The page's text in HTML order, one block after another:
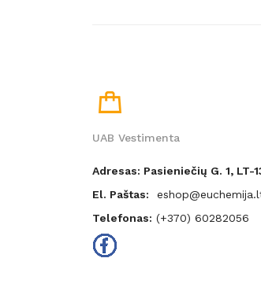
UAB Vestimenta
Adresas: Pasieniečių G. 1, LT-
El. Paštas:
Telefonas: (+370) 60282056